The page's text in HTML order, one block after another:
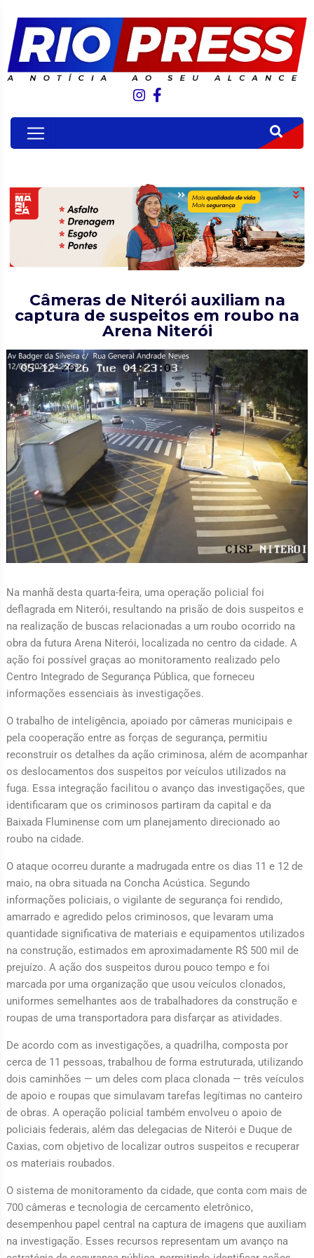
Câmeras de Niterói auxiliam na
captura de suspeitos em roubo na
Arena Niterói
Na manhã desta quarta-feira, uma operação policial foi
deflagrada em Niterói, resultando na prisão de dois suspeitos e
na realização de buscas relacionadas a um roubo ocorrido na
obra da futura Arena Niterói, localizada no centro da cidade. A
ação foi possível graças ao monitoramento realizado pelo
Centro Integrado de Segurança Pública, que forneceu
informações essenciais às investigações.
O trabalho de inteligência, apoiado por câmeras municipais e
pela cooperação entre as forças de segurança, permitiu
reconstruir os detalhes da ação criminosa, além de acompanhar
os deslocamentos dos suspeitos por veículos utilizados na
fuga. Essa integração facilitou o avanço das investigações, que
identificaram que os criminosos partiram da capital e da
Baixada Fluminense com um planejamento direcionado ao
roubo na cidade.
O ataque ocorreu durante a madrugada entre os dias 11 e 12 de
maio, na obra situada na Concha Acústica. Segundo
informações policiais, o vigilante de segurança foi rendido,
amarrado e agredido pelos criminosos, que levaram uma
quantidade significativa de materiais e equipamentos utilizados
na construção, estimados em aproximadamente R$ 500 mil de
prejuízo. A ação dos suspeitos durou pouco tempo e foi
marcada por uma organização que usou veículos clonados,
uniformes semelhantes aos de trabalhadores da construção e
roupas de uma transportadora para disfarçar as atividades.
De acordo com as investigações, a quadrilha, composta por
cerca de 11 pessoas, trabalhou de forma estruturada, utilizando
dois caminhões — um deles com placa clonada — três veículos
de apoio e roupas que simulavam tarefas legítimas no canteiro
de obras. A operação policial também envolveu o apoio de
policiais federais, além das delegacias de Niterói e Duque de
Caxias, com objetivo de localizar outros suspeitos e recuperar
os materiais roubados.
O sistema de monitoramento da cidade, que conta com mais de
700 câmeras e tecnologia de cercamento eletrônico,
desempenhou papel central na captura de imagens que auxiliam
na investigação. Esses recursos representam um avanço na